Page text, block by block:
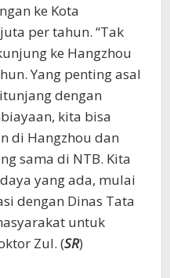
ke Kota
per tahun. “Tak
ke Hangzhou
Yang penting asal
dengan
kita bisa
di Hangzhou dan
sama di NTB. Kita
yang ada, mulai
dengan Dinas Tata
untuk
Zul. (SR)